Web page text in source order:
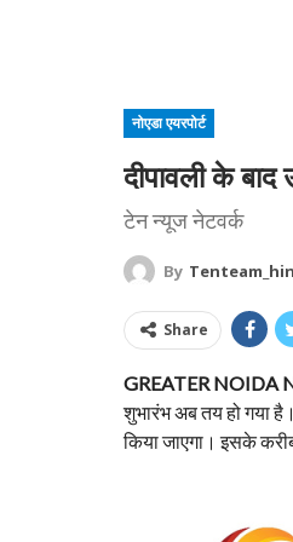
नोएडा एयरपोर्ट
दीपावली के
टेन न्यूज नेटवर्क
By
Share
GREATER NOIDA
शुभारंभ अब तय हो गया
किया जाएगा। इसके